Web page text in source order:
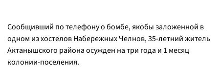
Сообщивший по телефону о бомбе, якобы заложенной в
одном из хостелов Набережных Челнов, 35-летний житель
Актанышского района осужден на три года и 1 месяц
колонии-поселения.